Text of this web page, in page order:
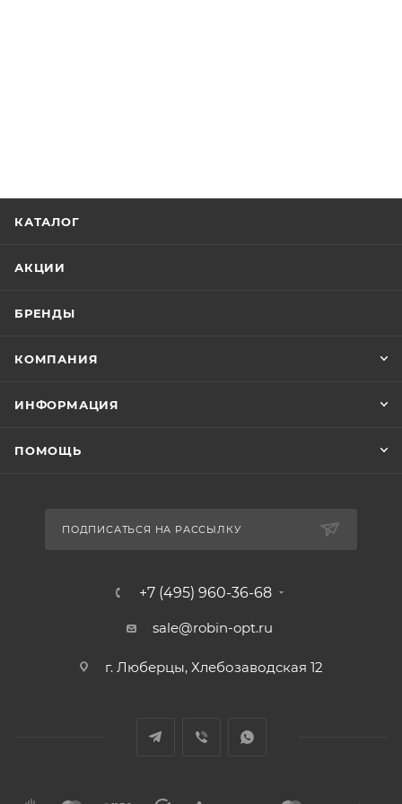
КАТАЛОГ
АКЦИИ
БРЕНДЫ
КОМПАНИЯ
ИНФОРМАЦИЯ
ПОМОЩЬ
ПОДПИСАТЬСЯ НА РАССЫЛКУ
+7 (495) 960-36-68
sale@robin-opt.ru
г. Люберцы, Хлебозаводская 12